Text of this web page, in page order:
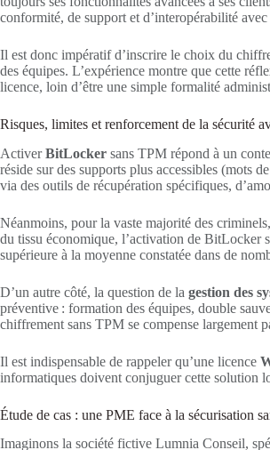
conformité, de support et d’interopérabilité
Il est donc impératif d’inscrire le choix du
des équipes. L’expérience montre que cette
licence, loin d’être une simple formalité
Risques, limites et renforcement de la sécurité
ActiverBitLocker sans TPM répond à un
réside sur des supports plus accessibles (mots
via des outils de récupération spécifiques,
Néanmoins, pour la vaste majorité des
du tissu économique, l’activation de BitLocker
supérieure à la moyenne constatée dans de
D’un autre côté, la question de la gestion des
préventive : formation des équipes, double
chiffrement sans TPM se compense largement
Il est indispensable de rappeler qu’une licence
informatiques doivent conjuguer cette solution
Étude de cas : une PME face à la sécurisation
Imaginons la société fictive Lumnia Conseil,